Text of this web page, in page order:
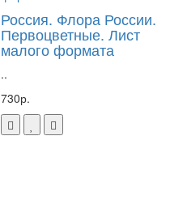
Россия. Флора России.
Первоцветные. Лист
малого формата
..
730р.